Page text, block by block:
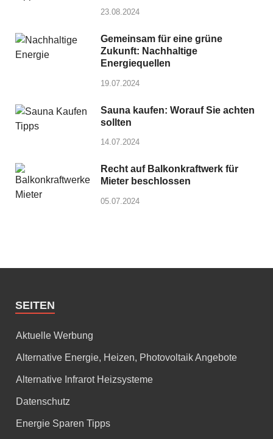
23.08.2024
Gemeinsam für eine grüne
Zukunft: Nachhaltige
Energiequellen
19.07.2024
Sauna kaufen: Worauf Sie achten
sollten
14.07.2024
Recht auf Balkonkraftwerk für
Mieter beschlossen
05.07.2024
SEITEN
Aktuelle Werbung
Alternative Energie, Heizen, Photovoltaik Angebote
Alternative Infrarot Heizsysteme
Datenschutz
Energie Sparen Tipps